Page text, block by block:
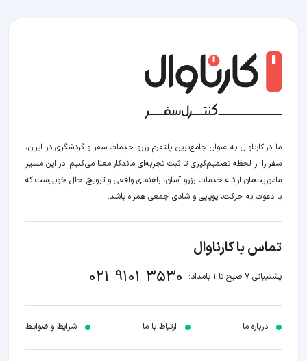
ما در کارناوال به عنوان جامع‌ترین پلتفرم رزرو خدمات سفر و گردشگری در ایران،
سفر را از لحظه‌ تصمیم‌گیری تا ثبت تجربه‌ای ماندگار معنا می‌کنیم؛ در این مسیر‍
ماموریت‌مان اراﺋــﻪ خدمات رزرو آسان، راهنمای واقعی و ترویج حال خوبی‌ست که
با دعوت به حرکت، پویایی و شادی جمعی همراه باشد.
تماس با کارناوال
پشتیبانی 7 صبح تا 1 بامداد: 021 9101 3530
درباره ما ارتباط با ما شرایط و ضوابـط